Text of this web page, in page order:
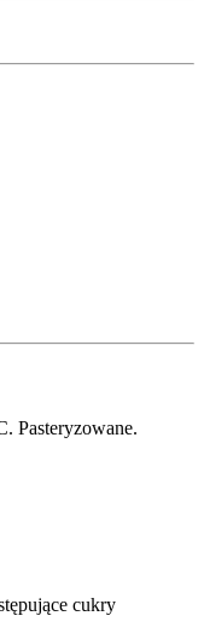
Pasteryzowane.
cukry